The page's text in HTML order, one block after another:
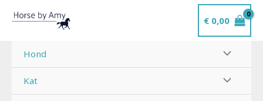
naar
inhoud
€0,00
Hond
Kat